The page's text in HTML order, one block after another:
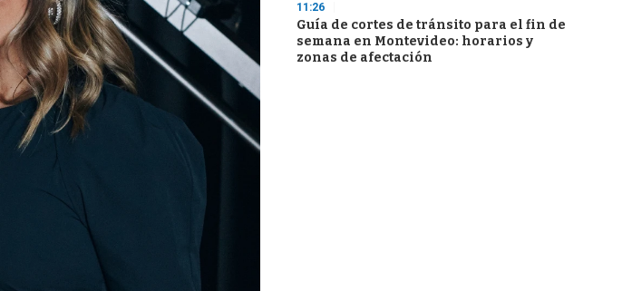
11:26
Guía de cortes de tránsito para el fin de
semana en Montevideo: horarios y
zonas de afectación